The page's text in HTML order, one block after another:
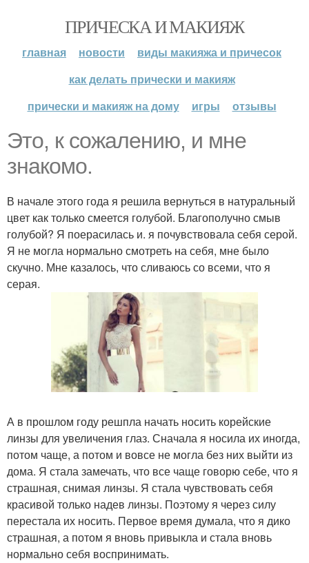
ПРИЧЕСКА И МАКИЯЖ
главная новости
виды макияжа и причесок
как делать прически и макияж
прически и макияж на дому
игры отзывы
Это, к сожалению, и мне
знакомо.
В начале этого года я решила вернуться в натуральный
цвет как только смеется голубой. Благополучно смыв
голубой? Я поерасилась и. я почувствовала себя серой.
Я не могла нормально смотреть на себя, мне было
скучно. Мне казалось, что сливаюсь со всеми, что я
серая.
А в прошлом году решпла начать носить корейские
линзы для увеличения глаз. Сначала я носила их иногда,
потом чаще, а потом и вовсе не могла без них выйти из
дома. Я стала замечать, что все чаще говорю себе, что я
страшная, снимая линзы. Я стала чувствовать себя
красивой только надев линзы. Поэтому я через силу
перестала их носить. Первое время думала, что я дико
страшная, а потом я вновь привыкла и стала вновь
нормально себя воспринимать.